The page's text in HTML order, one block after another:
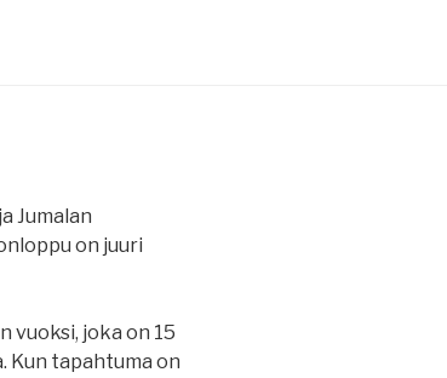
Jumalan
on juuri
vuoksi, joka on 15
Kun tapahtuma on